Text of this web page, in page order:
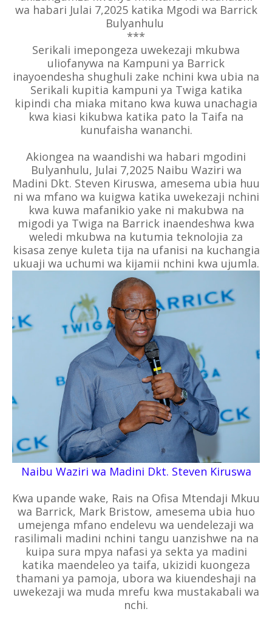
wa habari Julai 7,2025 katika Mgodi wa Barrick
Bulyanhulu
***
Serikali imepongeza uwekezaji mkubwa
uliofanywa na Kampuni ya Barrick
inayoendesha shughuli zake nchini kwa ubia na
Serikali kupitia kampuni ya Twiga katika
kipindi cha miaka mitano kwa kuwa unachagia
kwa kiasi kikubwa katika pato la Taifa na
kunufaisha wananchi.
Akiongea na waandishi wa habari mgodini
Bulyanhulu, Julai 7,2025 Naibu Waziri wa
Madini Dkt. Steven Kiruswa, amesema ubia huu
ni wa mfano wa kuigwa katika uwekezaji nchini
kwa kuwa mafanikio yake ni makubwa na
migodi ya Twiga na Barrick inaendeshwa kwa
weledi mkubwa na kutumia teknolojia za
kisasa zenye kuleta tija na ufanisi na kuchangia
ukuaji wa uchumi wa kijamii nchini kwa ujumla.
Naibu Waziri wa Madini Dkt. Steven Kiruswa
Kwa upande wake, Rais na Ofisa Mtendaji Mkuu
wa Barrick, Mark Bristow, amesema ubia huo
umejenga mfano endelevu wa uendelezaji wa
rasilimali madini nchini tangu uanzishwe na na
kuipa sura mpya nafasi ya sekta ya madini
katika maendeleo ya taifa, ukizidi kuongeza
thamani ya pamoja, ubora wa kiuendeshaji na
uwekezaji wa muda mrefu kwa mustakabali wa
nchi.